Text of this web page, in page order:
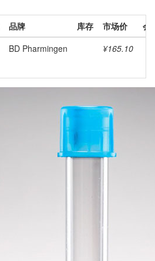
品牌 库存 市场价
会
BD Pharmingen ¥165.10